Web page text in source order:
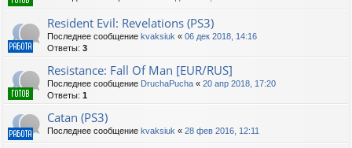
Resident Evil: Revelations (PS3)
Последнее сообщение kvaksiuk « 06 дек 2018, 14:16
Ответы: 3
Resistance: Fall Of Man [EUR/RUS]
Последнее сообщение DruchaPucha « 20 апр 2018, 17:20
Ответы: 1
Catan (PS3)
Последнее сообщение kvaksiuk « 28 фев 2016, 12:11